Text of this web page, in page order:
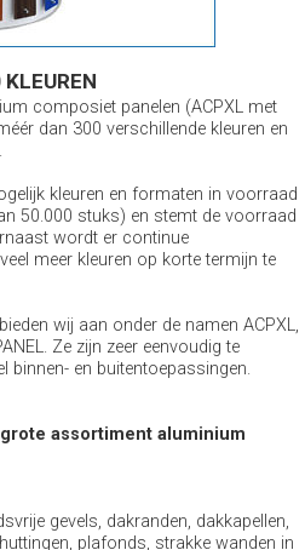
composiet panelen (ACPXL met
dan 300 verschillende kleuren en
kleuren en formaten in voorraad
50.000 stuks) en stemt de voorraad
wordt er continue
meer kleuren op korte termijn te
wij aan onder de namen ACPXL,
Ze zijn zeer eenvoudig te
binnen- en buitentoepassingen.
assortiment aluminium
gevels, dakranden, dakkapellen,
plafonds, strakke wanden in